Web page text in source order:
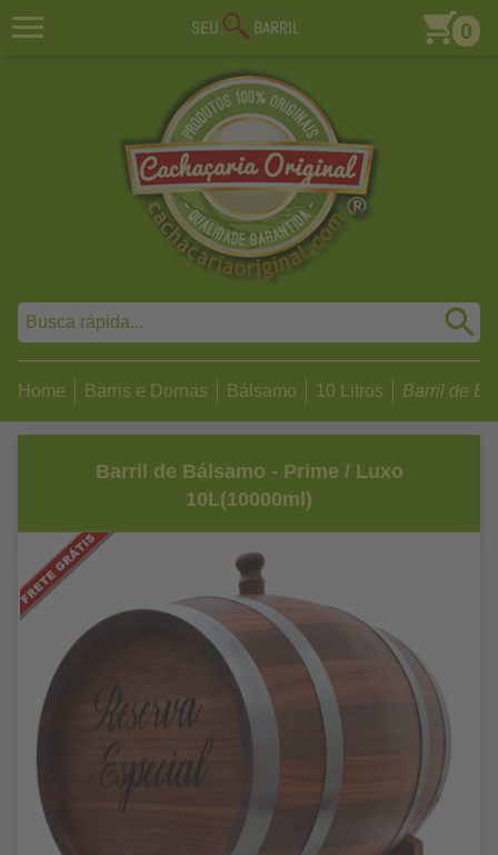
0
Home Barris e Dornas Bálsamo 10 Litros Barril de
Barril de Bálsamo - Prime / Luxo
10L(10000ml)